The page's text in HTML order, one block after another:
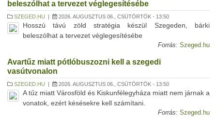
beleszólhat a tervezet véglegesítésébe
SZEGED.HU | 2026. AUGUSZTUS 06., CSÜTÖRTÖK - 13:50
Hosszú távú zöld stratégia készül Szegeden, bárki
beleszólhat a tervezet véglegesítésébe
Forrás: Szeged.hu
Avartűz miatt pótlóbuszozni kell a szegedi
vasútvonalon
SZEGED.HU | 2026. AUGUSZTUS 06., CSÜTÖRTÖK - 13:50
A tűz miatt Városföld és Kiskunfélegyháza miatt nem járnak a
vonatok, ezért késésekre kell számítani.
Forrás: Szeged.hu